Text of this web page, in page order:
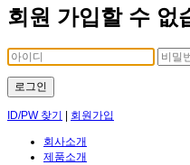
회원 가입할 수 없
로그인
ID/PW 찾기 회원가입
회사소개
제품소개